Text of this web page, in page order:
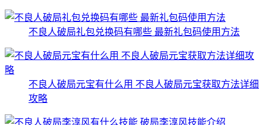
不良人破局礼包兑换码有哪些 最新礼包码使用方法
不良人破局元宝有什么用 不良人破局元宝获取方法详细
攻略